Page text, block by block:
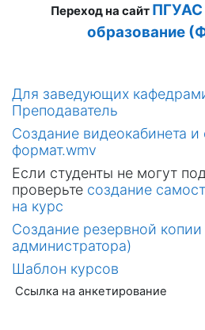
Переход на сайт ПГУАС
образование
Для заведующих
Преподаватель
Создание видеокабинета
формат.wmv
Если студенты не могут
проверьте создание
на курс
Создание резервной
администратора)
Шаблон курсов
Ссылка на анкетирование